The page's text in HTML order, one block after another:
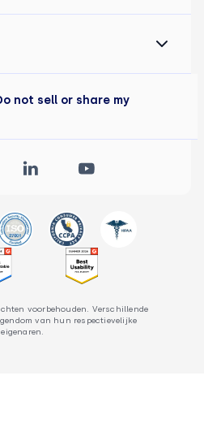
voorbehouden. Verschillende
van hun respectievelijke
eigenaren.
not sell or share my